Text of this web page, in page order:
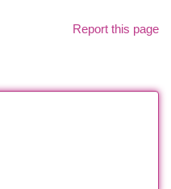
Report this page